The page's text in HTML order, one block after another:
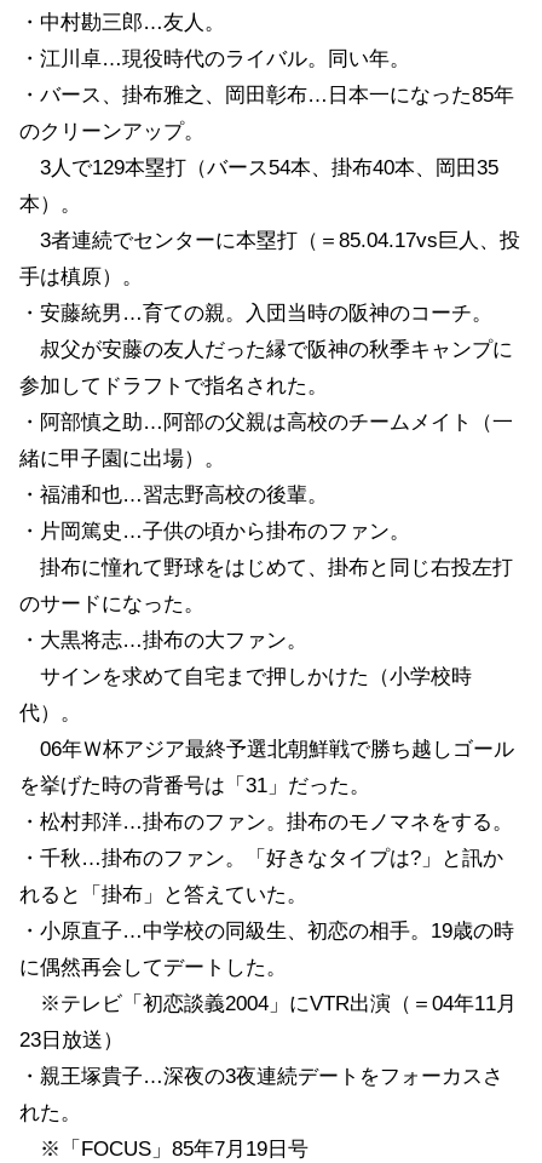
・中村勘三郎…友人。
・江川卓…現役時代のライバル。同い年。
・バース、掛布雅之、岡田彰布…日本一になった85年
のクリーンアップ。
3人で129本塁打（バース54本、掛布40本、岡田35
本）。
3者連続でセンターに本塁打（＝85.04.17vs巨人、投
手は槙原）。
・安藤統男…育ての親。入団当時の阪神のコーチ。
叔父が安藤の友人だった縁で阪神の秋季キャンプに
参加してドラフトで指名された。
・阿部慎之助…阿部の父親は高校のチームメイト（一
緒に甲子園に出場）。
・福浦和也…習志野高校の後輩。
・片岡篤史…子供の頃から掛布のファン。
掛布に憧れて野球をはじめて、掛布と同じ右投左打
のサードになった。
・大黒将志…掛布の大ファン。
サインを求めて自宅まで押しかけた（小学校時
代）。
06年Ｗ杯アジア最終予選北朝鮮戦で勝ち越しゴール
を挙げた時の背番号は「31」だった。
・松村邦洋…掛布のファン。掛布のモノマネをする。
・千秋…掛布のファン。「好きなタイプは?」と訊か
れると「掛布」と答えていた。
・小原直子…中学校の同級生、初恋の相手。19歳の時
に偶然再会してデートした。
※テレビ「初恋談義2004」にVTR出演（＝04年11月
23日放送）
・親王塚貴子…深夜の3夜連続デートをフォーカスさ
れた。
※「FOCUS」85年7月19日号